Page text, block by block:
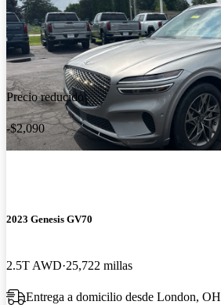
Precio reducido
-$2,090
2023 Genesis GV70
2.5T AWD 25,722 millas
Entrega a domicilio desde London, OH